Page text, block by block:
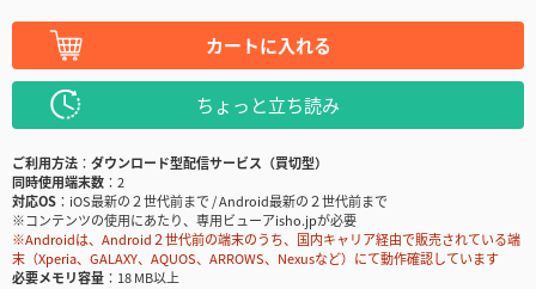
カートに入れる
ちょっと立ち読み
ご利用方法
ダウンロード型配信サービス（買切型）
同時使用端末数
2
対応OS
iOS最新の２世代前まで / Android最新の２世代前まで
※コンテンツの使用にあたり、専用ビューアisho.jpが必要
※Androidは、Android２世代前の端末のうち、国内キャリア経由で販売されている端
末（Xperia、GALAXY、AQUOS、ARROWS、Nexusなど）にて動作確認しています
必要メモリ容量
18 MB以上